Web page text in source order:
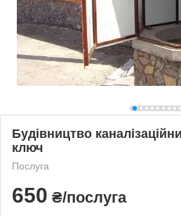
Будівництво
ключ
Послуга
650 ₴/послуга